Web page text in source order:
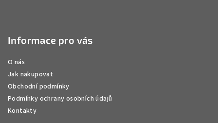
Informace pro vás
O nás
Jak nakupovat
Obchodní podmínky
Podmínky ochrany osobních údajů
Kontakty